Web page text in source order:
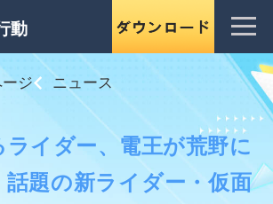
動
ジ ニュース
イダー、電王が荒野に
題の新ライダー・仮面